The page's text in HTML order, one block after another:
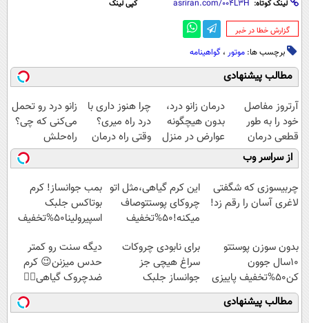
لینک کوتاه: کپی لینک
‌گزارش خطا در خبر
برچسب ها: موتور ، گواهینامه
مطالب پیشنهادی
آرتروز مفاصل
خود را به طور
قطعی درمان
کنید!
◗پرسش‌نامه◖
درمان زانو درد،
بدون هیچگونه
عوارض در منزل
(◂پرسش‌نامه)
چرا هنوز داری با
درد راه میری؟
وقتی راه درمان
جلو پاته!
زانو درد رو تحمل
می‌کنی که چی؟
راه‌حلش
همین‌جاست!
از سراسر وب
چربیسوزی که شگفتی
لاغری آسان را رقم زد!
این کرم گیاهی،مثل اتو
چروکای پوستتوصاف
میکنه!50%تخفیف
بمب جوانساز! کرم
بوتاکس جلبک
اسپیرولینا50%تخفیف
بدون سوزن پوستتو
10سال جوون
کن50%تخفیف پاییزی
برای نابودی چروکات
سراغ هیچی جز
جوانساز جلبک
نرو(تخفیف40%)
دیگه سنت رو کمتر
حدس میزنن😉 کرم
ضدچروک گیاهی👈🏻
45%تخفیف
مطالب پیشنهادی